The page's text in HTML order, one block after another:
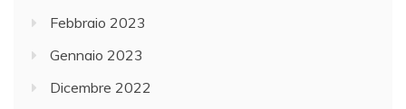
Febbraio 2023
Gennaio 2023
Dicembre 2022